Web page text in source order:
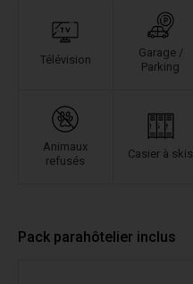
Télévision
Garage /
Parking
Animaux
refusés
Casier à skis
Pack parahôtelier inclus